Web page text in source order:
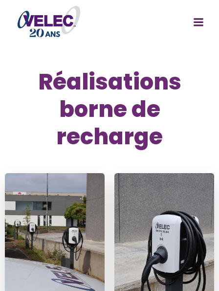
Réalisations
borne de
recharge